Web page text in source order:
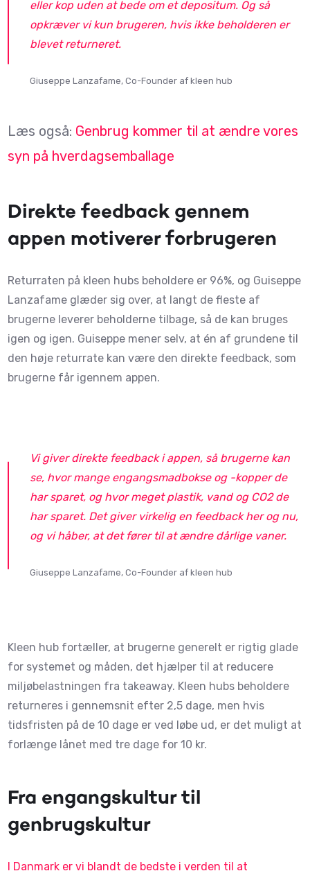
eller kop uden at bede om et depositum. Og så
opkræver vi kun brugeren, hvis ikke beholderen er
blevet returneret.
Giuseppe Lanzafame, Co-Founder af kleen hub
Læs også: Genbrug kommer til at ændre vores
syn på hverdagsemballage
Direkte feedback gennem
appen motiverer forbrugeren
Returraten på kleen hubs beholdere er 96%, og Guiseppe
Lanzafame glæder sig over, at langt de fleste af
brugerne leverer beholderne tilbage, så de kan bruges
igen og igen. Guiseppe mener selv, at én af grundene til
den høje returrate kan være den direkte feedback, som
brugerne får igennem appen.
Vi giver direkte feedback i appen, så brugerne kan
se, hvor mange engangsmadbokse og -kopper de
har sparet, og hvor meget plastik, vand og CO2 de
har sparet. Det giver virkelig en feedback her og nu,
og vi håber, at det fører til at ændre dårlige vaner.
Giuseppe Lanzafame, Co-Founder af kleen hub
Kleen hub fortæller, at brugerne generelt er rigtig glade
for systemet og måden, det hjælper til at reducere
miljøbelastningen fra takeaway. Kleen hubs beholdere
returneres i gennemsnit efter 2,5 dage, men hvis
tidsfristen på de 10 dage er ved løbe ud, er det muligt at
forlænge lånet med tre dage for 10 kr.
Fra engangskultur til
genbrugskultur
I Danmark er vi blandt de bedste i verden til at